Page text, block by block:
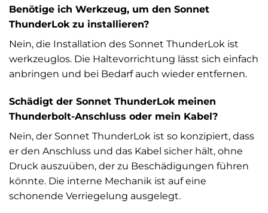
Benötige ich Werkzeug, um den Sonnet
ThunderLok zu installieren?
Nein, die Installation des Sonnet ThunderLok ist
werkzeuglos. Die Haltevorrichtung lässt sich einfach
anbringen und bei Bedarf auch wieder entfernen.
Schädigt der Sonnet ThunderLok meinen
Thunderbolt-Anschluss oder mein Kabel?
Nein, der Sonnet ThunderLok ist so konzipiert, dass
er den Anschluss und das Kabel sicher hält, ohne
Druck auszuüben, der zu Beschädigungen führen
könnte. Die interne Mechanik ist auf eine
schonende Verriegelung ausgelegt.